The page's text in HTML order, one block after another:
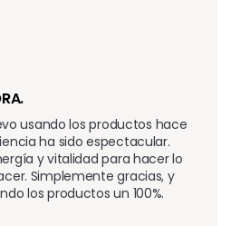
usando los productos hace
ha sido espectacular.
y vitalidad para hacer lo
Simplemente gracias, y
los productos un 100%.